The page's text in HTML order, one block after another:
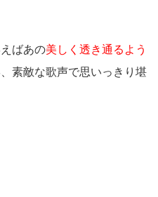
ばあの美しく透き通るよう
素敵な歌声で思いっきり堪